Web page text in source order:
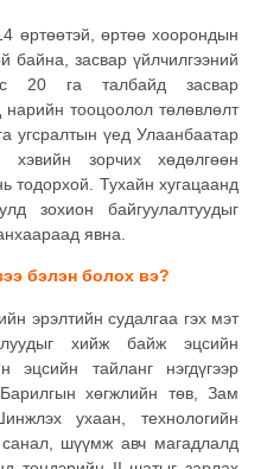
өртөөтэй, өртөө хоорондын
байна, засвар үйлчилгээний
20 га талбайд засвар
нарийн тооцоолол төлөвлөлт
угсралтын үед Улаанбаатар
хэвийн зорчих хөдөлгөөн
тодорхой. Тухайн хугацаанд
зохион байгуулалтуудыг
явна.
бэлэн болох вэ?
эрэлтийн судалгаа гэх мэт
хийж байж эцсийн
эцсийн тайланг нэгдүгээр
хөгжлийн төв, Зам
ухаан, технологийн
шүүмж авч магадлалд